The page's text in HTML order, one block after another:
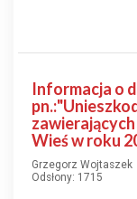
Informacja o
Wieś w roku
Grzegorz Wojtaszek
Odsłony: 1715